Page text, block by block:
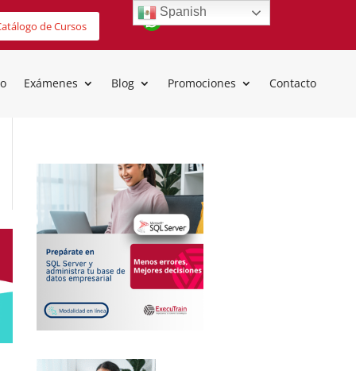
de Cursos
Exámenes Blog Promociones Contacto
Spanish